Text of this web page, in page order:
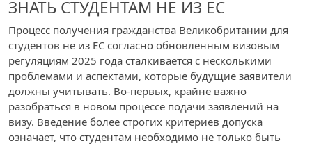
ЗНАТЬ СТУДЕНТАМ НЕ ИЗ ЕС
Процесс получения гражданства Великобритании для
студентов не из ЕС согласно обновленным визовым
регуляциям 2025 года сталкивается с несколькими
проблемами и аспектами, которые будущие заявители
должны учитывать. Во-первых, крайне важно
разобраться в новом процессе подачи заявлений на
визу. Введение более строгих критериев допуска
означает, что студентам необходимо не только быть